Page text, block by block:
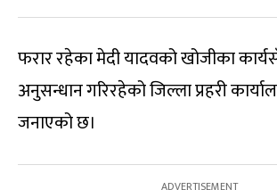
फरार रहेका मेदी यादवको खोजीका
अनुसन्धान गरिरहेको जिल्ला प्रहरी
जनाएको छ।